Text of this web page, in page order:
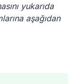
yukarıda
aşağıdan